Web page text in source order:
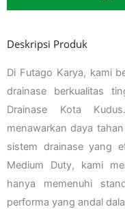
Deskripsi Produk
Di Futago Karya, kami
drainase berkualitas
Drainase Kota
menawarkan daya
sistem drainase yang
Medium Duty, kami
hanya memenuhi
performa yang andal